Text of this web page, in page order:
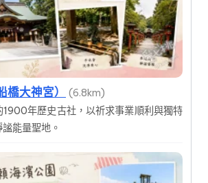
橋大神宮）
(6.8km)
1900年歷史古社，以祈求事業順利與獨特
能量聖地。